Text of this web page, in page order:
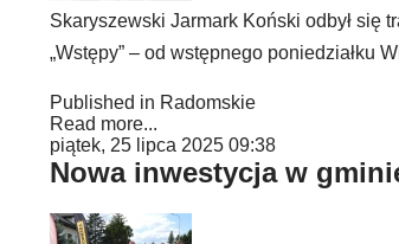
Skaryszewski Jarmark Koński odbył się
„Wstępy” – od wstępnego poniedziałku
Published in Radomskie
Read more...
piątek, 25 lipca 2025 09:38
Nowa inwestycja w